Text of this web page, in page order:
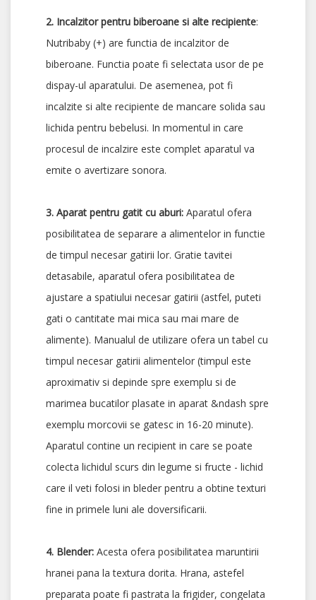
2. Incalzitor pentru biberoane si alte recipiente:
Nutribaby (+) are functia de incalzitor de
biberoane. Functia poate fi selectata usor de pe
dispay-ul aparatului. De asemenea, pot fi
incalzite si alte recipiente de mancare solida sau
lichida pentru bebelusi. In momentul in care
procesul de incalzire este complet aparatul va
emite o avertizare sonora.
3. Aparat pentru gatit cu aburi: Aparatul ofera
posibilitatea de separare a alimentelor in functie
de timpul necesar gatirii lor. Gratie tavitei
detasabile, aparatul ofera posibilitatea de
ajustare a spatiului necesar gatirii (astfel, puteti
gati o cantitate mai mica sau mai mare de
alimente). Manualul de utilizare ofera un tabel cu
timpul necesar gatirii alimentelor (timpul este
aproximativ si depinde spre exemplu si de
marimea bucatilor plasate in aparat &ndash spre
exemplu morcovii se gatesc in 16-20 minute).
Aparatul contine un recipient in care se poate
colecta lichidul scurs din legume si fructe - lichid
care il veti folosi in bleder pentru a obtine texturi
fine in primele luni ale doversificarii.
4. Blender: Acesta ofera posibilitatea maruntirii
hranei pana la textura dorita. Hrana, astefel
preparata poate fi pastrata la frigider, congelata